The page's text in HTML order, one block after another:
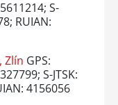
S-
RUIAN:
Zlín GPS:
S-JTSK:
4156056